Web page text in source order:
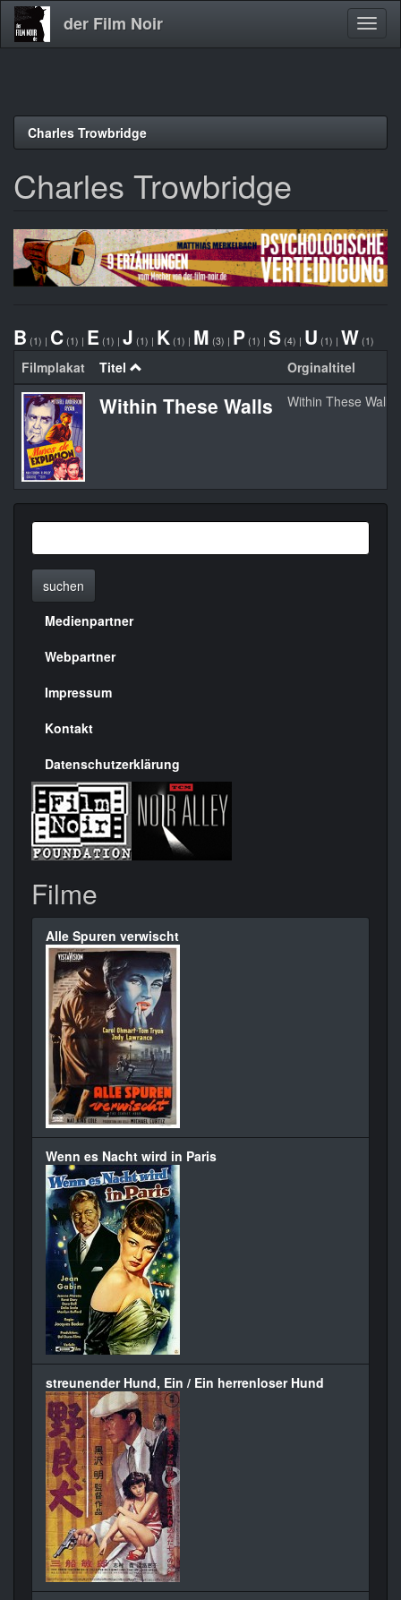
Direkt
der Film Noir
Charles Trowbridge
Charles Trowbridge
B (1) | C (1) | E (1) | J (1) | K (1) | M (3) | P (1) | S (4) | U (1) | W (1)
Filmplakat Titel Orginaltitel
Within These Walls Within These Walls
suchen
Menülinks
rechte
Seite
Medienpartner
Webpartner
Impressum
Kontakt
Datenschutzerklärung
Filme
Alle Spuren verwischt
Wenn es Nacht wird in Paris
streunender Hund, Ein / Ein herrenloser Hund